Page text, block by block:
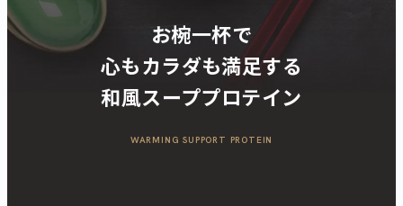
お椀一杯で
心もカラダも満足する
和風スーププロテイン
WARMING SUPPORT PROTEIN